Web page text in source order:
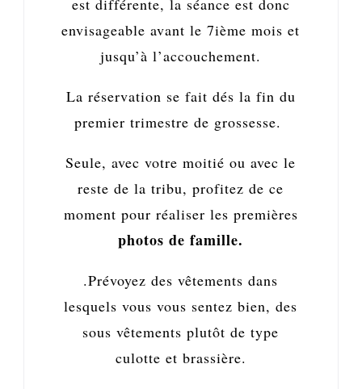
envisageable avant le 7ième mois et
jusqu’à l’accouchement.
La réservation se fait dés la fin du
premier trimestre de grossesse.
Seule, avec votre moitié ou avec le
reste de la tribu, profitez de ce
moment pour réaliser les premières
photos de famille.
.Prévoyez des vêtements dans
lesquels vous vous sentez bien, des
sous vêtements plutôt de type
culotte et brassière.